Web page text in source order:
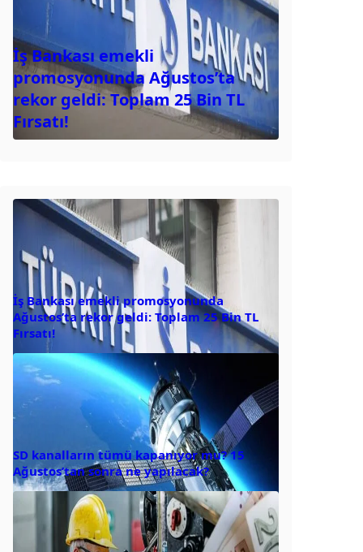
İş Bankası emekli
promosyonunda Ağustos’ta
rekor geldi: Toplam 25 Bin TL
Fırsatı!
İş Bankası emekli promosyonunda
Ağustos’ta rekor geldi: Toplam 25 Bin TL
Fırsatı!
SD kanalların tümü kapanıyor mu? 15
Ağustos’tan sonra ne yapılacak?